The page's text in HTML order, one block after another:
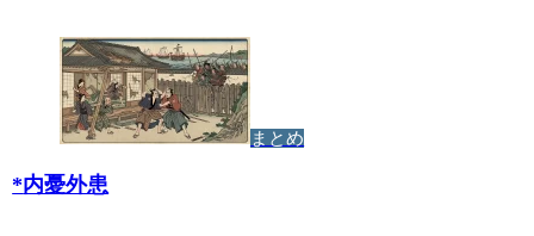
まとめ
*内憂外患